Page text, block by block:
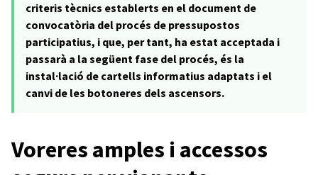
criteris tècnics establerts en el document de
convocatòria del procés de pressupostos
participatius, i que, per tant, ha estat acceptada i
passarà a la següent fase del procés, és la
instal·lació de cartells informatius adaptats i el
canvi de les botoneres dels ascensors.
Voreres amples i accessos